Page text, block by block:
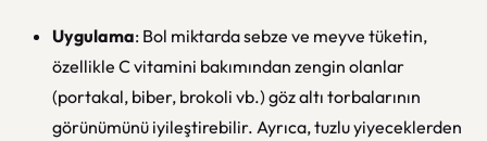
Uygulama: Bol miktarda sebze ve meyve tüketin,
özellikle C vitamini bakımından zengin olanlar
(portakal, biber, brokoli vb.) göz altı torbalarının
görünümünü iyileştirebilir. Ayrıca, tuzlu yiyeceklerden